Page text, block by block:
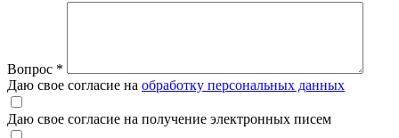
Вопрос *
Даю свое согласие на обработку персональных данных
Даю свое согласие на получение электронных писем